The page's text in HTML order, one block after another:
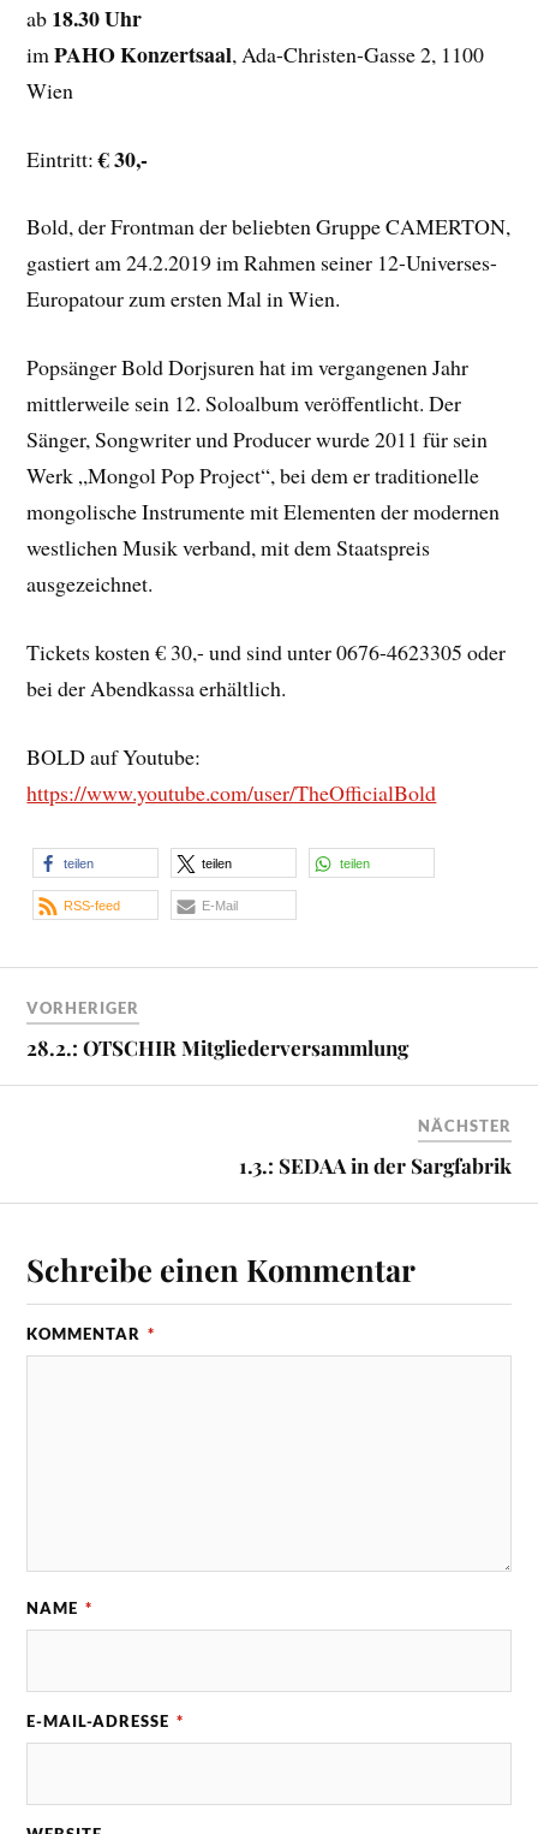
ab 18.30 Uhr
imPAHO Konzertsaal, Ada-Christen-Gasse 2, 1100
Wien
Eintritt:€ 30,-
Bold, der Frontman der beliebten Gruppe CAMERTON,
gastiert am 24.2.2019 im Rahmen seiner 12-Universes-
Europatour zum ersten Mal in Wien.
Popsänger Bold Dorjsuren hat im vergangenen Jahr
mittlerweile sein 12. Soloalbum veröffentlicht. Der
Sänger, Songwriter und Producer wurde 2011 für sein
Werk „Mongol Pop Project“, bei dem er traditionelle
mongolische Instrumente mit Elementen der modernen
westlichen Musik verband, mit dem Staatspreis
ausgezeichnet.
Tickets kosten € 30,- und sind unter 0676-4623305 oder
bei der Abendkassa erhältlich.
BOLD auf Youtube:
https://www.youtube.com/user/TheOfficialBold
teilen teilen teilen
RSS-feed E-Mail
VORHERIGER
28.2.: OTSCHIR Mitgliederversammlung
NÄCHSTER
1.3.: SEDAA in der Sargfabrik
Schreibe einen Kommentar
KOMMENTAR *
NAME *
E-MAIL-ADRESSE *